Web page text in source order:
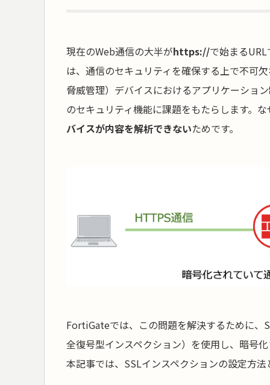
現在のWeb通信の大半がhttps://で始まる
は、通信のセキュリティを確保する上で不可
脅威管理）デバイスにおけるアプリケーショ
のセキュリティ機能に課題をもたらします。
バイスが内容を解析できないためです。
FortiGateでは、この問題を解決するために
全復号型インスペクション）を使用し、暗号
本記事では、SSLインスペクションの設定方